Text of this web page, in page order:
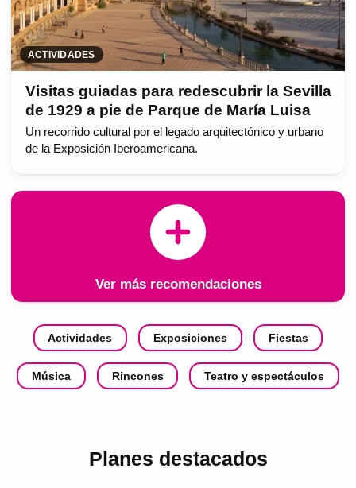
ACTIVIDADES
Visitas guiadas para redescubrir la Sevilla
de 1929 a pie de Parque de María Luisa
Un recorrido cultural por el legado arquitectónico y urbano
de la Exposición Iberoamericana.
Ver más recomendaciones
Actividades Exposiciones Fiestas
Música Rincones Teatro y espectáculos
Planes destacados